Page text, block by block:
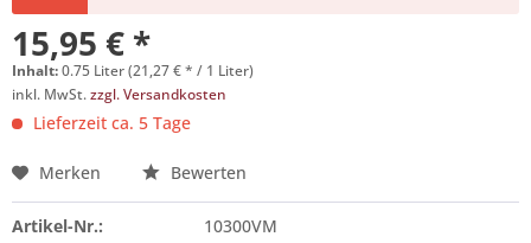
15,95 € *
Inhalt:0.75 Liter (21,27 € * / 1 Liter)
inkl. MwSt.zzgl. Versandkosten
Lieferzeit ca. 5 Tage
Merken Bewerten
Artikel-Nr.: 10300VM